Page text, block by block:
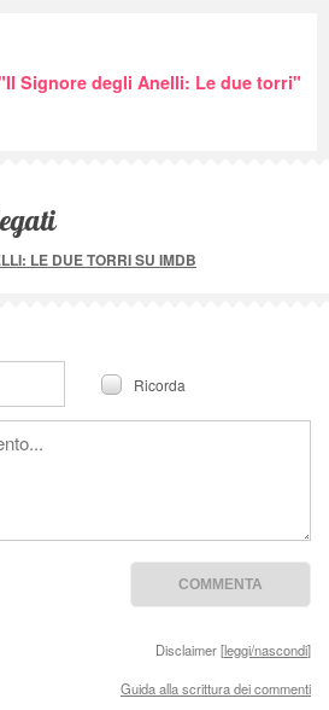
Signore degli Anelli: Le due torri"
LE DUE TORRI SU IMDB
Ricorda
Disclaimer [leggi/nascondi]
Guida alla scrittura dei commenti